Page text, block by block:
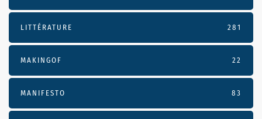
LITTÉRATURE 281
MAKINGOF 22
MANIFESTO 83